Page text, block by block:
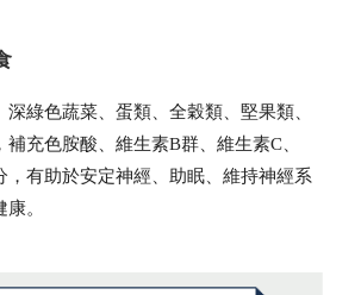
深綠色蔬菜、蛋類、全穀類、堅果類、
充色胺酸、維生素B群、維生素C、
，有助於安定神經、助眠、維持神經系
。